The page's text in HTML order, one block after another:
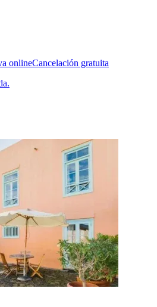
onlineCancelación gratuita